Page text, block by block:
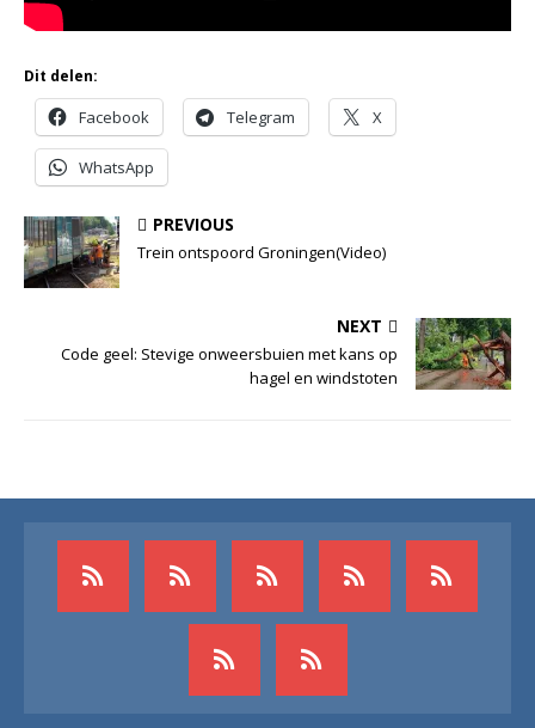
Dit delen:
Facebook Telegram X
WhatsApp
PREVIOUS
Trein ontspoord Groningen(Video)
NEXT
Code geel: Stevige onweersbuien met kans op
hagel en windstoten